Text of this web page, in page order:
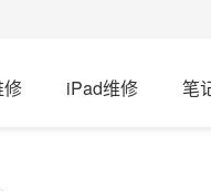
iPad维修 笔